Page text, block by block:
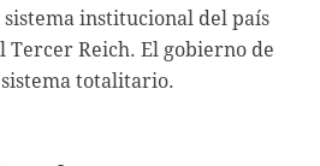
institucional del país
Reich. El gobierno de
totalitario.